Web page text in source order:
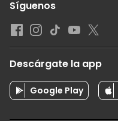
Síguenos
Descárgate la app
Google Play